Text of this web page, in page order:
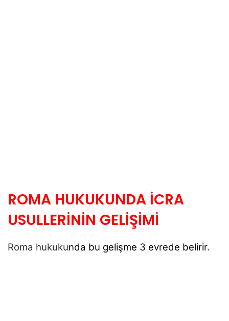
ROMA HUKUKUNDA İCRA
USULLERİNİN GELİŞİMİ
Roma hukukunda bu gelişme 3 evrede belirir.